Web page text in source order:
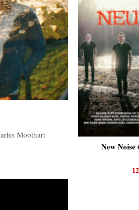
Moothart